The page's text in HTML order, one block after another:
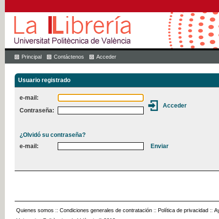
Principal Contáctenos Acceder
Usuario registrado
e-mail:
Contraseña:
¿Olvidó su contraseña?
e-mail:
Quienes somos :: Condiciones generales de contratación :: Política de privacidad ::